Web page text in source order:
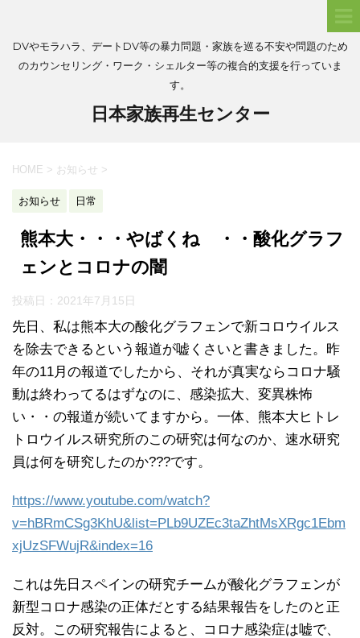
DVやモラハラ、デートDV等の暴力問題・家族を巡る不安や問題のため
のカウンセリング・ワーク・シェルター等の複合的支援を行っていま
す。
日本家族再生センター
HOME > お知らせ >
お知らせ 日常
熊本大・・・やばくね ・・酸化グラフ
ェンとコロナの闇
投稿日： 2021年7月15日
先日、私は熊本大の酸化グラフェンで新コロウイルス
を除去できるという報道が嘘くさいと書きました。昨
年の11月の報道でしたから、それが真実ならコロナ騒
動は終わってるはずなのに、感染拡大、変異株怖
い・・の報道が続いてますから。一体、熊本大ヒトレ
トロウイルス研究所のこの研究は何なのか、速水研究
員は何を研究したのか???です。
https://www.youtube.com/watch?
v=hBRmCSg3KhU&list=PLb9UZEc3taZhtMsXRgc1Ebm
xjUzSFWujR&index=16
これは先日スペインの研究チームが酸化グラフェンが
新型コロナ感染の正体だとする結果報告をしたのと正
反対。この研究報告によると、コロナ感染症は嘘で、